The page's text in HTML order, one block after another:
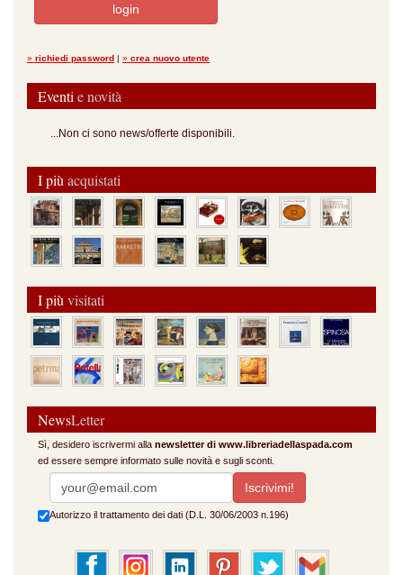
» richiedi password | » crea nuovo utente
Eventie novità
...Non ci sono news/offerte disponibili.
I piùacquistati
I piùvisitati
NewsLetter
Sì, desidero iscrivermi alla newsletter di www.libreriadellaspada.com
ed essere sempre informato sulle novità e sugli sconti.
Autorizzo il trattamento dei dati (D.L. 30/06/2003 n.196)